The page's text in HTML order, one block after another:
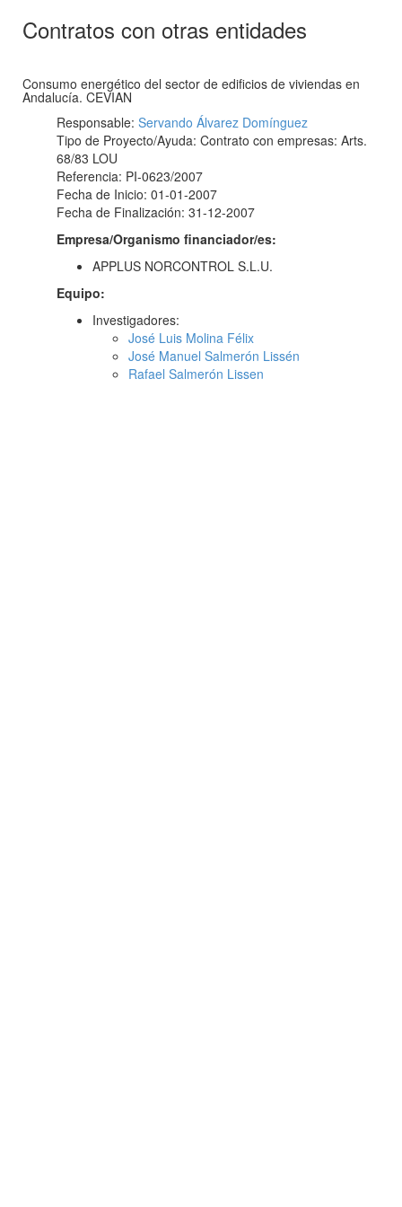
Contratos con otras entidades
Consumo energético del sector de edificios de viviendas en
Andalucía. CEVIAN
Responsable: Servando Álvarez Domínguez
Tipo de Proyecto/Ayuda: Contrato con empresas: Arts.
68/83 LOU
Referencia: PI-0623/2007
Fecha de Inicio: 01-01-2007
Fecha de Finalización: 31-12-2007
Empresa/Organismo financiador/es:
APPLUS NORCONTROL S.L.U.
Equipo:
Investigadores:
José Luis Molina Félix
José Manuel Salmerón Lissén
Rafael Salmerón Lissen